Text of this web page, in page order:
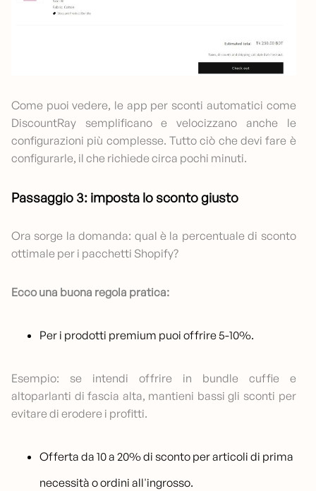
Come puoi vedere, le app per sconti automatici come
DiscountRay semplificano e velocizzano anche le
configurazioni più complesse. Tutto ciò che devi fare è
configurarle, il che richiede circa pochi minuti.
Passaggio 3: imposta lo sconto giusto
Ora sorge la domanda: qual è la percentuale di sconto
ottimale per i pacchetti Shopify?
Ecco una buona regola pratica:
Per i prodotti premium puoi offrire 5-10%.
Esempio: se intendi offrire in bundle cuffie e
altoparlanti di fascia alta, mantieni bassi gli sconti per
evitare di erodere i profitti.
Offerta da 10 a 20% di sconto per articoli di prima
necessità o ordini all'ingrosso.